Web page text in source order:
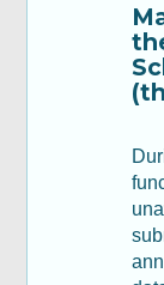
Part B:
报告 -
Part C